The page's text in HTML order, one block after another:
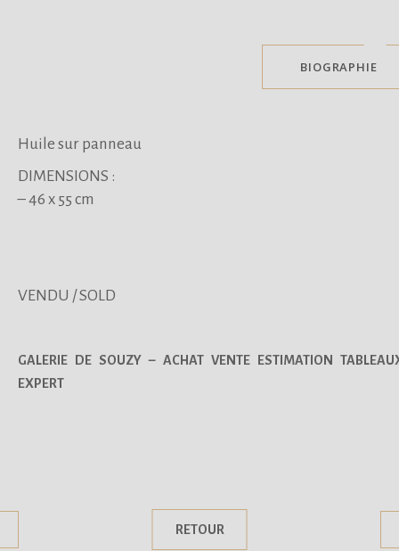
BIOGRAPHIE
Huile sur panneau
DIMENSIONS :
– 46 x 55 cm
VENDU / SOLD
GALERIE DE SOUZY – ACHAT VENTE ESTIMATION
EXPERT